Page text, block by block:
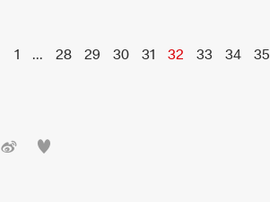
1 ... 28 29 30 31 32 33 34 35
 